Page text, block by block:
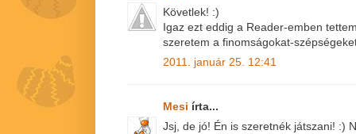
Követlek! :)
Igaz ezt eddig a Reader-emben
szeretem a finomságokat-
2011. január 25. 12:41
Mesi írta...
Jsj, de jó! Én is szeretnék játszani! :)